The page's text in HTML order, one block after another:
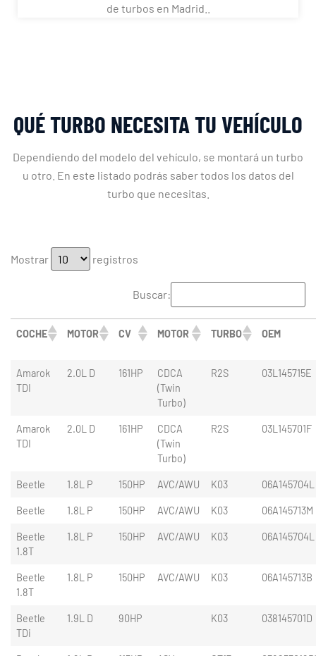
de turbos en Madrid..
QUÉ TURBO NECESITA TU VEHÍCULO
Dependiendo del modelo del vehículo, se montará un turbo
u otro. En este listado podrás saber todos los datos del
turbo que necesitas.
Mostrar registros
Buscar:
COCHE MOTOR CV MOTOR TURBO OEM
Amarok
TDI
2.0L D 161HP
CDCA
(Twin
Turbo)
R2S 03L145715E
Amarok
TDI
2.0L D 161HP
CDCA
(Twin
Turbo)
R2S 03L145701F
Beetle 1.8L P 150HP AVC/AWU K03 06A145704L
Beetle 1.8L P 150HP AVC/AWU K03 06A145713M
Beetle
1.8T
1.8L P 150HP AVC/AWU K03 06A145704L
Beetle
1.8T
1.8L P 150HP AVC/AWU K03 06A145713B
Beetle
TDi
1.9L D 90HP K03 038145701D